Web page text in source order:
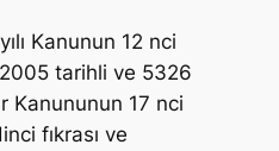
Kanunun 12 nci
tarihli ve 5326
Kanununun 17 nci
fıkrası ve